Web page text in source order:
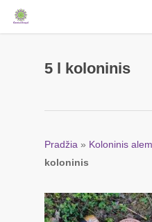
Skip
5 l koloninis
Pradžia » Koloninis
koloninis